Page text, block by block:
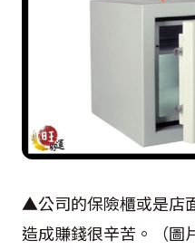
▲公司的保險櫃或是店
造成賺錢很辛苦。（圖